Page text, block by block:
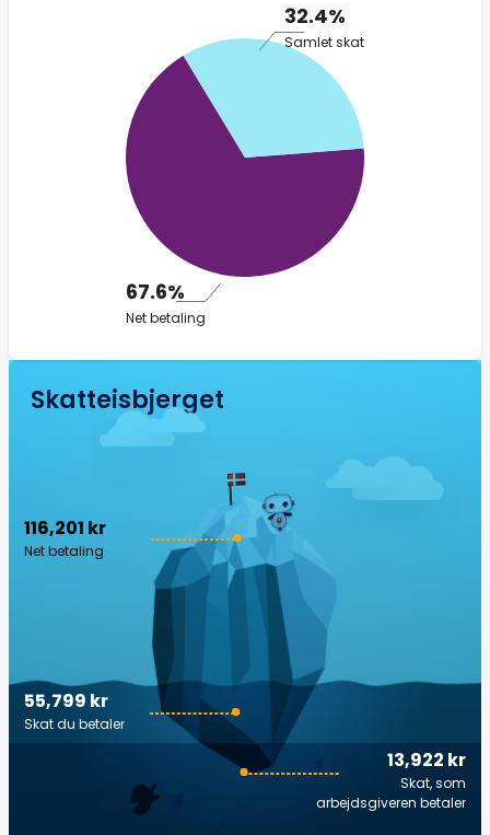
32.4%
Samlet skat
67.6%
Net betaling
Skatteisbjerget
116,201 kr
Net betaling
13,922 kr
Skat, som
arbejdsgiveren betaler
55,799 kr
Skat du betaler